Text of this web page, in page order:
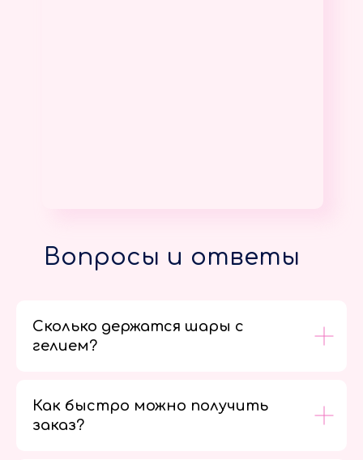
Вопросы и ответы
Сколько держатся шары с
гелием?
Как быстро можно получить
заказ?